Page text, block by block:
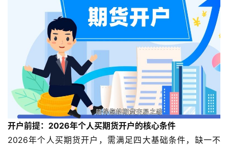
开户前提：2026年个人买期货开户的核心条件
2026年个人买期货开户，需满足四大基础条件，缺一不